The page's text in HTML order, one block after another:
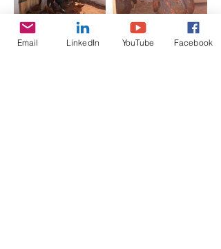
Email LinkedIn YouTube Facebook